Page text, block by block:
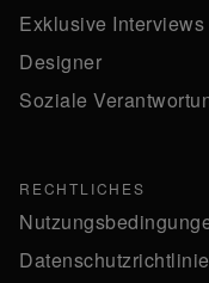
Exklusive Interviews
Designer
Soziale
RECHTLICHES
Datenschutzrichtlinie